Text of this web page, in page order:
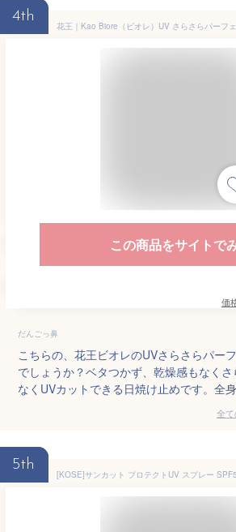
4th
この商品をサイトで
価
だんごっ鼻
こちらの、花王ビオレのUVさらさらパー
でしょうか？ベタつかず、乾燥感もなく
なくUVカットできる日焼け止めです。全身
全
5th